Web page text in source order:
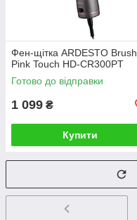
Фен-щітка ARDESTO Brush
Pink Touch HD-CR300PT
Готово до відправки
1 099 ₴
Купити